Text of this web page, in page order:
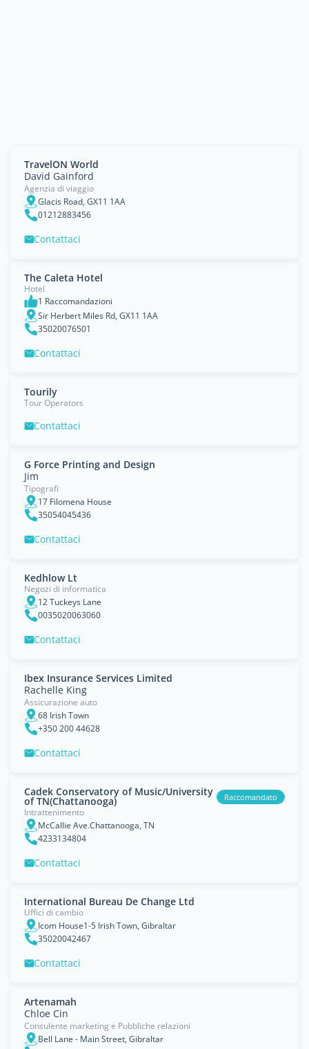
TravelON World
David Gainford
Agenzia di viaggio
Glacis Road, GX11 1AA
01212883456
Contattaci
The Caleta Hotel
Hotel
1 Raccomandazioni
Sir Herbert Miles Rd, GX11 1AA
35020076501
Contattaci
Tourily
Tour Operators
Contattaci
G Force Printing and Design
Jim
Tipografi
17 Filomena House
35054045436
Contattaci
Kedhlow Lt
Negozi di informatica
12 Tuckeys Lane
0035020063060
Contattaci
Ibex Insurance Services Limited
Rachelle King
Assicurazione auto
68 Irish Town
+350 200 44628
Contattaci
Cadek Conservatory of Music/University
of TN(Chattanooga) Raccomandato
Intrattenimento
McCallie Ave.Chattanooga, TN
4233134804
Contattaci
International Bureau De Change Ltd
Uffici di cambio
Icom House1-5 Irish Town, Gibraltar
35020042467
Contattaci
Artenamah
Chloe Cin
Consulente marketing e Pubbliche relazioni
Bell Lane - Main Street, Gibraltar